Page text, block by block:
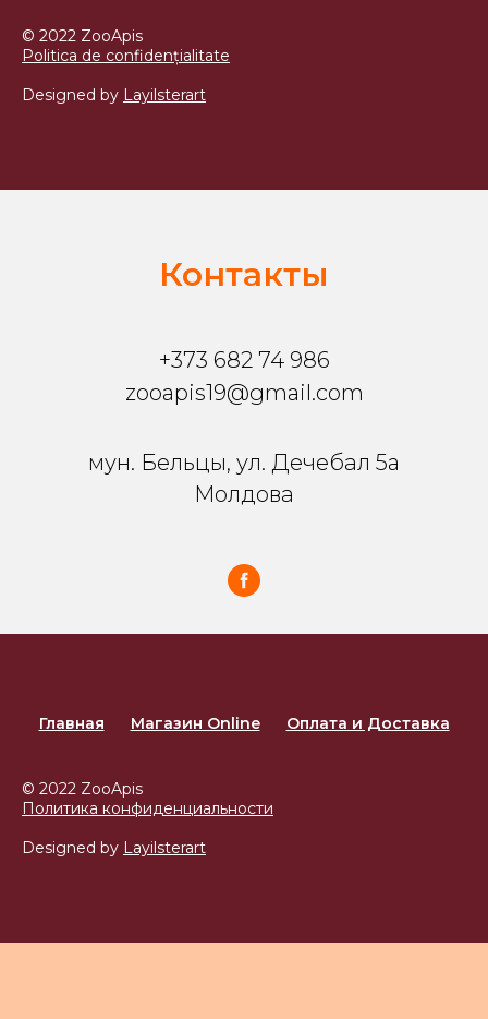
© 2022 ZooApis
Politica de confidențialitate
Designed by Layilsterart
Контакты
+373 682 74 986
zooapis19@gmail.com
мун. Бельцы, ул. Дечебал 5a
Молдова
Главная Магазин Online Оплата и Доставка
© 2022 ZooApis
Политика конфиденциальности
Designed by Layilsterart